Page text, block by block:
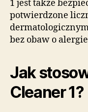
1 jest także
potwierdzone
bez obaw o
Jak
Cleaner 1?